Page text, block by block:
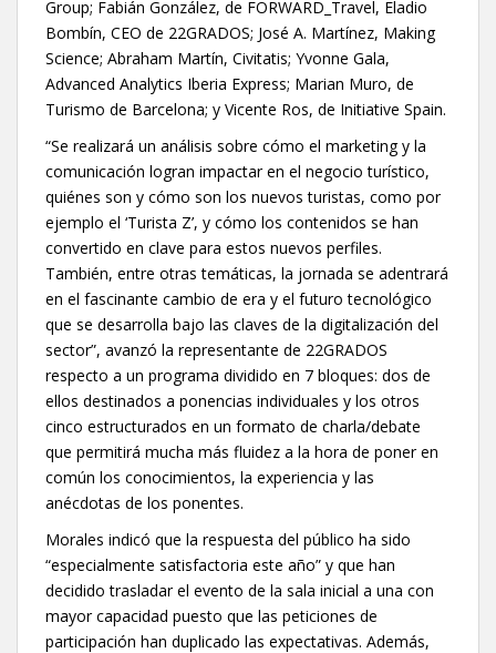
Group; Fabián González, de FORWARD_Travel, Eladio
Bombín, CEO de 22GRADOS; José A. Martínez, Making
Science; Abraham Martín, Civitatis; Yvonne Gala,
Advanced Analytics Iberia Express; Marian Muro, de
Turismo de Barcelona; y Vicente Ros, de Initiative Spain.
“Se realizará un análisis sobre cómo el marketing y la
comunicación logran impactar en el negocio turístico,
quiénes son y cómo son los nuevos turistas, como por
ejemplo el ‘Turista Z’, y cómo los contenidos se han
convertido en clave para estos nuevos perfiles.
También, entre otras temáticas, la jornada se adentrará
en el fascinante cambio de era y el futuro tecnológico
que se desarrolla bajo las claves de la digitalización del
sector”, avanzó la representante de 22GRADOS
respecto a un programa dividido en 7 bloques: dos de
ellos destinados a ponencias individuales y los otros
cinco estructurados en un formato de charla/debate
que permitirá mucha más fluidez a la hora de poner en
común los conocimientos, la experiencia y las
anécdotas de los ponentes.
Morales indicó que la respuesta del público ha sido
“especialmente satisfactoria este año” y que han
decidido trasladar el evento de la sala inicial a una con
mayor capacidad puesto que las peticiones de
participación han duplicado las expectativas. Además,